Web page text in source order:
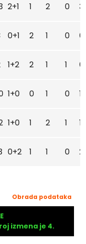
2+1 1 2 0 3
0+1 2 1 0 0
1+2 2 1 1 0
1+0 0 1 0 1
1+0 1 2 1 1
0+2 1 1 0 2
Obrada podataka
izmena je 4.